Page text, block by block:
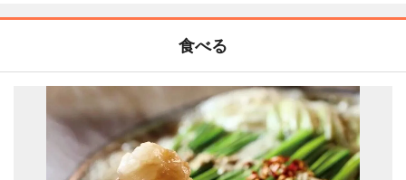
食べる